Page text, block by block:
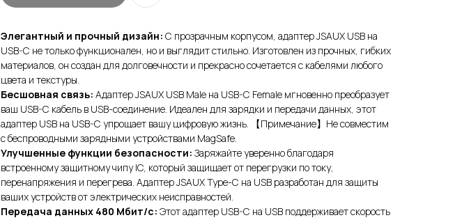
Элегантный и прочный дизайн: С прозрачным корпусом, адаптер JSAUX USB на
USB-C не только функционален, но и выглядит стильно. Изготовлен из прочных, гибких
материалов, он создан для долговечности и прекрасно сочетается с кабелями любого
цвета и текстуры.
Бесшовная связь: Адаптер JSAUX USB Male на USB-C Female мгновенно преобразует
ваш USB-C кабель в USB-соединение. Идеален для зарядки и передачи данных, этот
адаптер USB на USB-C упрощает вашу цифровую жизнь. 【Примечание】Не совместим
с беспроводными зарядными устройствами MagSafe.
Улучшенные функции безопасности: Заряжайте уверенно благодаря
встроенному защитному чипу IC, который защищает от перегрузки по току,
перенапряжения и перегрева. Адаптер JSAUX Type-C на USB разработан для защиты
ваших устройств от электрических неисправностей.
Передача данных 480 Мбит/с: Этот адаптер USB-C на USB поддерживает скорость